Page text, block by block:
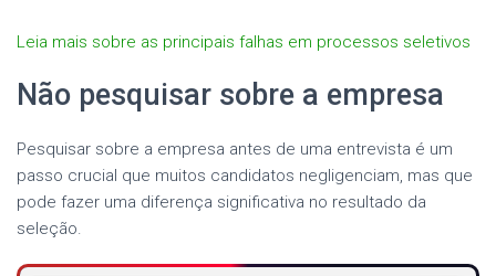
Leia mais sobre as principais falhas em processos seletivos
Não pesquisar sobre a empresa
Pesquisar sobre a empresa antes de uma entrevista é um
passo crucial que muitos candidatos negligenciam, mas que
pode fazer uma diferença significativa no resultado da
seleção.